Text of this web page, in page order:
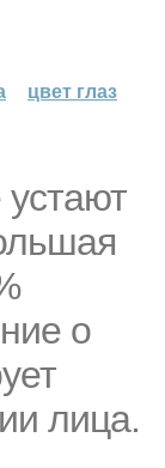
цвет глаз
о
лица.